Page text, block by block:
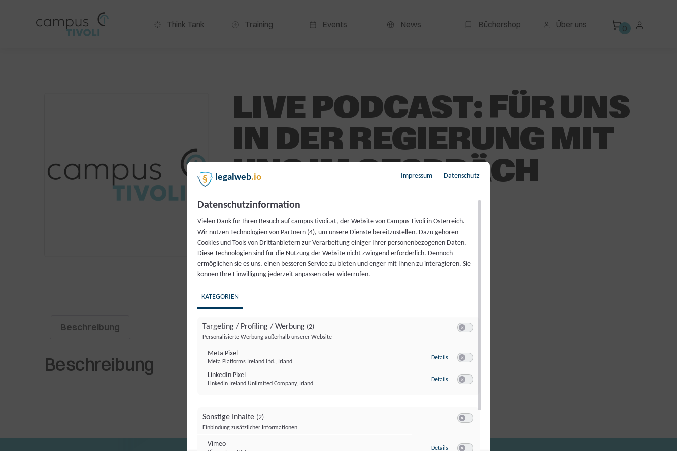
Think Tank Training Events News Büchershop Über uns 0
LIVE PODCAST: FÜR UNS
IN DER REGIERUNG MIT
UNS IM GESPRÄCH
0,00€
inkl. 20 % MwSt.
[{“id”:4927372,”token”:”TAYPTM”,”data”:[]}]
Nicht vorrätig
Beschreibung
Beschreibung
legalweb.io Impressum Datenschutz
Datenschutzinformation
Vielen Dank für Ihren Besuch auf campus-tivoli.at, der Website von Campus Tivoli in Österreich.
Wir nutzen Technologien von Partnern (4), um unsere Dienste bereitzustellen. Dazu gehören
Cookies und Tools von Drittanbietern zur Verarbeitung einiger Ihrer personenbezogenen Daten.
Diese Technologien sind für die Nutzung der Website nicht zwingend erforderlich. Dennoch
ermöglichen sie es uns, einen besseren Service zu bieten und enger mit Ihnen zu interagieren. Sie
können Ihre Einwilligung jederzeit anpassen oder widerrufen.
KATEGORIEN
Targeting / Profiling / Werbung (2)
Personalisierte Werbung außerhalb unserer Website
Meta Pixel
Meta Platforms Ireland Ltd., Irland
Details zu Meta Pixel
LinkedIn Pixel
LinkedIn Ireland Unlimited Company, Irland
Details zu LinkedIn Pixel
Sonstige Inhalte (2)
Einbindung zusätzlicher Informationen
Vimeo
Details zu Vimeo
← Zurück zur Übersicht